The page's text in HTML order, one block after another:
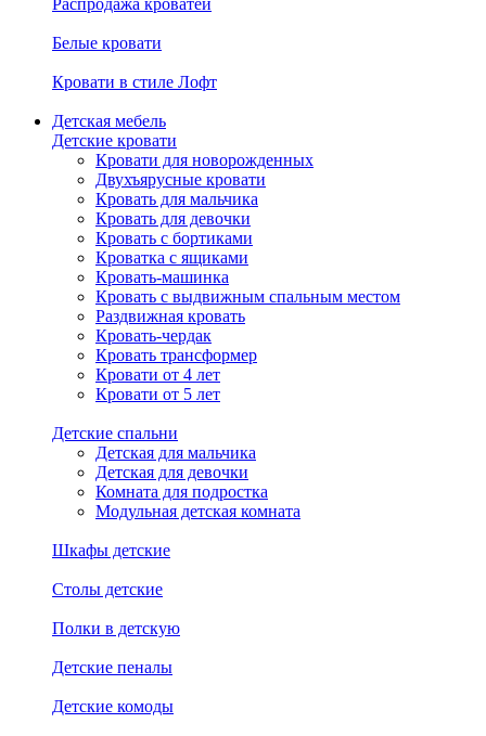
Распродажа кроватей
Белые кровати
Кровати в стиле Лофт
Детская мебель
Детские кровати
Кровати для новорожденных
Двухъярусные кровати
Кровать для мальчика
Кровать для девочки
Кровать с бортиками
Кроватка с ящиками
Кровать-машинка
Кровать с выдвижным спальным местом
Раздвижная кровать
Кровать-чердак
Кровать трансформер
Кровати от 4 лет
Кровати от 5 лет
Детские спальни
Детская для мальчика
Детская для девочки
Комната для подростка
Модульная детская комната
Шкафы детские
Столы детские
Полки в детскую
Детские пеналы
Детские комоды